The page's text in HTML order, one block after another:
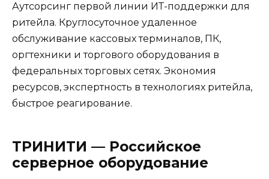
Аутсорсинг первой линии ИТ-поддержки для
ритейла. Круглосуточное удаленное
обслуживание кассовых терминалов, ПК,
оргтехники и торгового оборудования в
федеральных торговых сетях. Экономия
ресурсов, экспертность в технологиях ритейла,
быстрое реагирование.
ТРИНИТИ — Российское
серверное оборудование